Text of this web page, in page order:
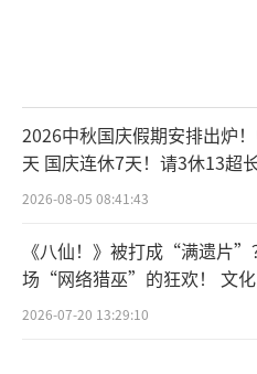
2026中秋国庆假期安排出炉
天 国庆连休7天！请3休13超
2026-08-05 08:41:43
《八仙！》被打成“满遗片”
场“网络猎巫”的狂欢！ 文
焦虑？
2026-07-20 13:29:10